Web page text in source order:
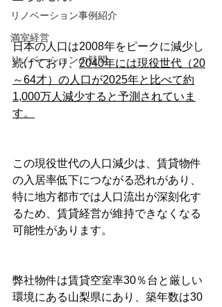
リノベーション事例紹介
満室経営
リノベーションの疑問
日本の人口は2008年をピークに減少し
続けており、2040年には現役世代（20
～64才）の人口が2025年と比べて約
1,000万人減少すると予測されていま
す。
この現役世代の人口減少は、賃貸物件
の入居率低下につながる恐れがあり、
特に地方都市では人口流出が深刻化す
るため、賃貸経営が維持できなくなる
可能性があります。
弊社物件は賃貸空室率30％台と厳しい
環境にある山梨県にあり、築年数は30